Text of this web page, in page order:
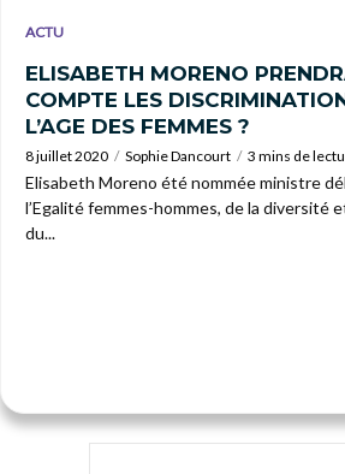
ACTU
ELISABETH MORENO
COMPTE LES
L’AGE DES FEMMES ?
8 juillet 2020 Sophie Dancourt 3 mins de
Elisabeth Moreno été nommée ministre
l’Egalité femmes-hommes, de la diversité
du...